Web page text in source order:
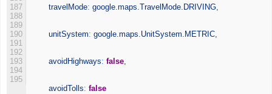
187
188
189
190
191
192
193
194
195
travelMode: google.maps. TravelMode. DRIVING,
unitSystem: google.maps.UnitSystem. METRIC,
avoidHighways: false,
avoidTolls: false